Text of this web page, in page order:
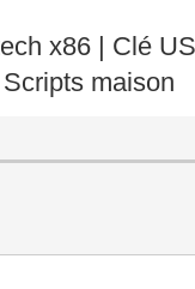
x86 | Clé
maison